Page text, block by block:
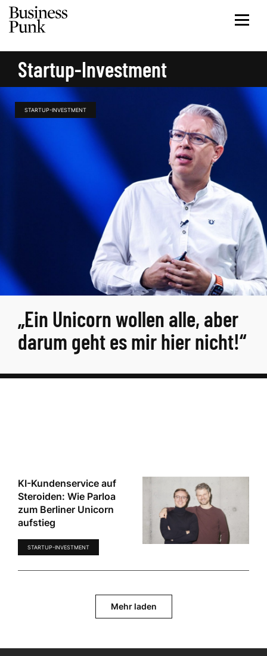
Startup-Investment
STARTUP-INVESTMENT
„Ein Unicorn wollen alle, aber
darum geht es mir hier nicht!“
KI-Kundenservice auf
Steroiden: Wie Parloa
zum Berliner Unicorn
aufstieg
STARTUP-INVESTMENT
Mehr laden